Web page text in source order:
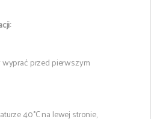
wyprać przed pierwszym
40°C na lewej stronie,